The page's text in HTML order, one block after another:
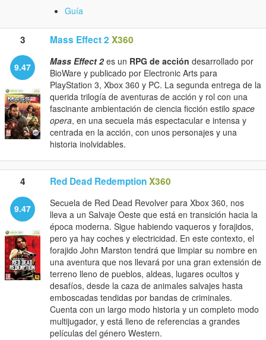
Guía
3 Mass Effect 2 X360
9.47 Mass Effect 2es un RPG de acción desarrollado por
BioWare y publicado por Electronic Arts para
PlayStation 3, Xbox 360 y PC. La segunda entrega de la
querida trilogía de aventuras de acción y rol con una
fascinante ambientación de ciencia ficción estilo space
opera, en una secuela más espectacular e intensa y
centrada en la acción, con unos personajes y una
historia inolvidables.
4 Red Dead RedemptionX360
9.47
Secuela de Red Dead Revolver para Xbox 360, nos
lleva a un Salvaje Oeste que está en transición hacia la
época moderna. Sigue habiendo vaqueros y forajidos,
pero ya hay coches y electricidad. En este contexto, el
forajido John Marston tendrá que limpiar su nombre en
una aventura que nos llevará por una gran extensión de
terreno lleno de pueblos, aldeas, lugares ocultos y
desafíos, desde la caza de animales salvajes hasta
emboscadas tendidas por bandas de criminales.
Cuenta con un largo modo historia y un completo modo
multijugador, y está lleno de referencias a grandes
películas del género Western.